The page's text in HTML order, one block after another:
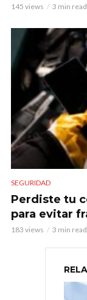
145 views 3 min read
SEGURIDAD
Perdiste tu
para evitar
183 views 3 min read